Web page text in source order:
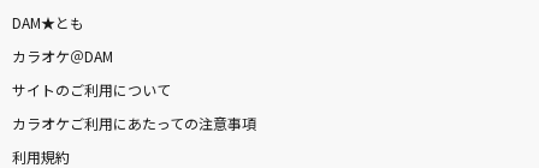
DAM★とも
カラオケ＠DAM
サイトのご利用について
カラオケご利用にあたっての注意事項
利用規約